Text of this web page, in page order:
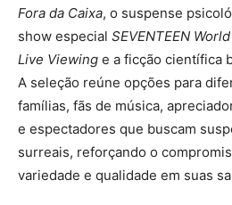
Fora da Caixa, o suspense
show especial SEVENTEEN
Live Viewing e a ficção científica
A seleção reúne opções para
famílias, fãs de música,
e espectadores que buscam
surreais, reforçando o
variedade e qualidade em suas